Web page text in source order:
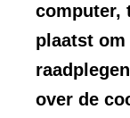
computer,
plaatst
over de